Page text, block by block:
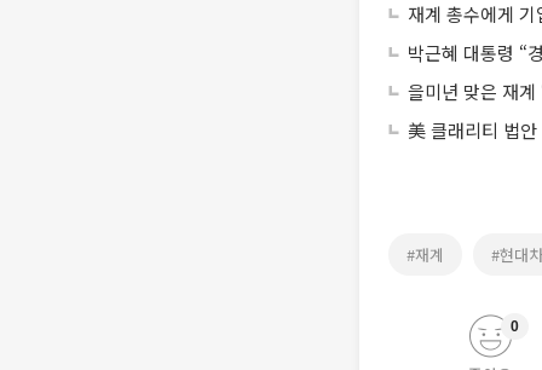
재계 총수에게
박근혜 대통령 “
을미년 맞은 재
美 클래리티 법
#재계 #현대차
0